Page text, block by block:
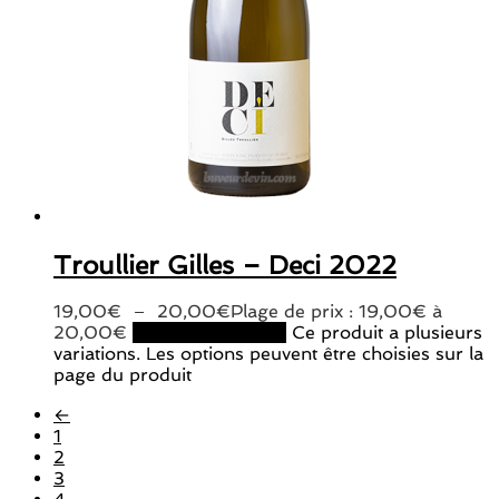
Troullier Gilles – Deci 2022
19,00€ – 20,00€Plage de prix : 19,00€ à
20,00€
Ce produit a plusieurs
variations. Les options peuvent être choisies sur la
page du produit
←
1
2
3